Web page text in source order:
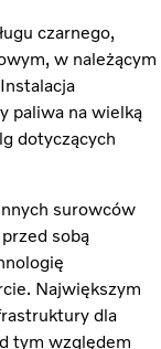
czarnego,
w należącym
paliwa na wielką
dotyczących
surowców
sobą
Największym
dla
tym względem